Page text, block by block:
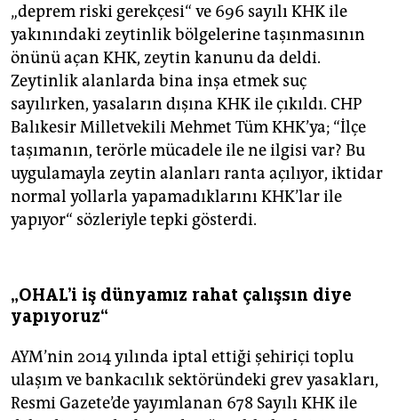
„deprem riski gerekçesi“ ve 696 sayılı KHK ile
yakınındaki zeytinlik bölgelerine taşınmasının
önünü açan KHK, zeytin kanunu da deldi.
Zeytinlik alanlarda bina inşa etmek suç
sayılırken, yasaların dışına KHK ile çıkıldı. CHP
Balıkesir Milletvekili Mehmet Tüm KHK’ya; “İlçe
taşımanın, terörle mücadele ile ne ilgisi var? Bu
uygulamayla zeytin alanları ranta açılıyor, iktidar
normal yollarla yapamadıklarını KHK’lar ile
yapıyor“ sözleriyle tepki gösterdi.
„OHAL'i iş dünyamız rahat çalışsın diye
yapıyoruz“
AYM’nin 2014 yılında iptal ettiği şehiriçi toplu
ulaşım ve bankacılık sektöründeki grev yasakları,
Resmi Gazete’de yayımlanan 678 Sayılı KHK ile